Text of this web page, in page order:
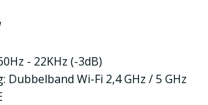
- 22KHz (-3dB)
Wi-Fi 2,4 GHz / 5 GHz